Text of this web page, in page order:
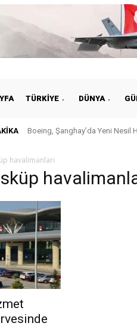
TÜRKIYE DÜNYA
Boeing, Şanghay’da Yeni Nesil
havalimanları